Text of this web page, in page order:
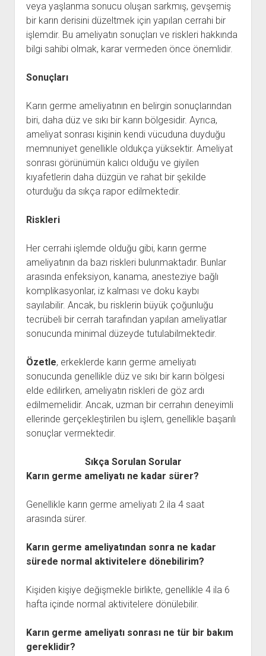
veya yaşlanma sonucu oluşan sarkmış, gevşemiş
bir karın derisini düzeltmek için yapılan cerrahi bir
işlemdir. Bu ameliyatın sonuçları ve riskleri hakkında
bilgi sahibi olmak, karar vermeden önce önemlidir.
Sonuçları
Karın germe ameliyatının en belirgin sonuçlarından
biri, daha düz ve sıkı bir karın bölgesidir. Ayrıca,
ameliyat sonrası kişinin kendi vücuduna duyduğu
memnuniyet genellikle oldukça yüksektir. Ameliyat
sonrası görünümün kalıcı olduğu ve giyilen
kıyafetlerin daha düzgün ve rahat bir şekilde
oturduğu da sıkça rapor edilmektedir.
Riskleri
Her cerrahi işlemde olduğu gibi, karın germe
ameliyatının da bazı riskleri bulunmaktadır. Bunlar
arasında enfeksiyon, kanama, anesteziye bağlı
komplikasyonlar, iz kalması ve doku kaybı
sayılabilir. Ancak, bu risklerin büyük çoğunluğu
tecrübeli bir cerrah tarafından yapılan ameliyatlar
sonucunda minimal düzeyde tutulabilmektedir.
Özetle, erkeklerde karın germe ameliyatı
sonucunda genellikle düz ve sıkı bir karın bölgesi
elde edilirken, ameliyatın riskleri de göz ardı
edilmemelidir. Ancak, uzman bir cerrahın deneyimli
ellerinde gerçekleştirilen bu işlem, genellikle başarılı
sonuçlar vermektedir.
Sıkça Sorulan Sorular
Karın germe ameliyatı ne kadar sürer?
Genellikle karın germe ameliyatı 2 ila 4 saat
arasında sürer.
Karın germe ameliyatından sonra ne kadar
sürede normal aktivitelere dönebilirim?
Kişiden kişiye değişmekle birlikte, genellikle 4 ila 6
hafta içinde normal aktivitelere dönülebilir.
Karın germe ameliyatı sonrası ne tür bir bakım
gereklidir?